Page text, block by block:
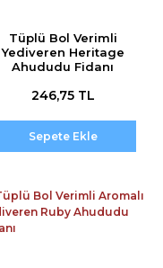
Tüplü Bol Verimli
Yediveren Heritage
Ahududu Fidanı
246,75 TL
Sepete Ekle